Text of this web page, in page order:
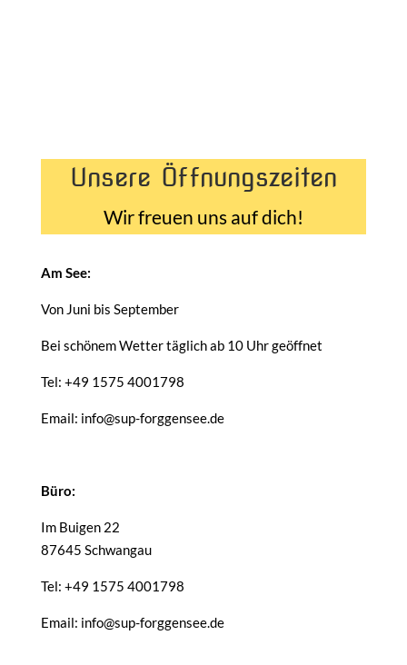
Unsere Öffnungszeiten
Wir freuen uns auf dich!
Am See:
Von Juni bis September
Bei schönem Wetter täglich ab 10 Uhr geöffnet
Tel: +49 1575 4001798
Email: info@sup-forggensee.de
Büro:
Im Buigen 22
87645 Schwangau
Tel: +49 1575 4001798
Email: info@sup-forggensee.de